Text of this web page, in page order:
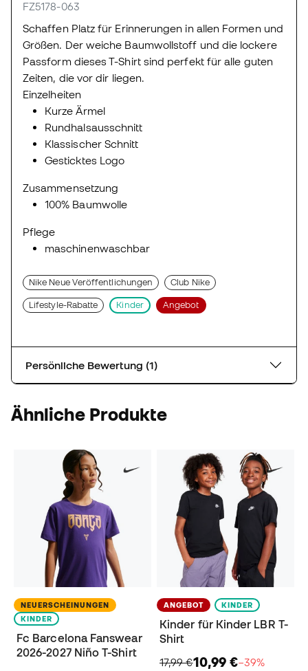
FZ5178-063
Schaffen Platz für Erinnerungen in allen Formen und
Größen. Der weiche Baumwollstoff und die lockere
Passform dieses T-Shirt sind perfekt für alle guten
Zeiten, die vor dir liegen.
Einzelheiten
Kurze Ärmel
Rundhalsausschnitt
Klassischer Schnitt
Gesticktes Logo
Zusammensetzung
100% Baumwolle
Pflege
maschinenwaschbar
Nike Neue Veröffentlichungen Club Nike
Lifestyle-Rabatte Kinder Angebot
Persönliche Bewertung (1)
Ähnliche Produkte
NEUERSCHEINUNGEN
KINDER
Fc Barcelona Fanswear
2026-2027 Niño T-Shirt
ANGEBOT KINDER
Kinder für Kinder LBR T-
Shirt
17,99 €10,99 €−39%